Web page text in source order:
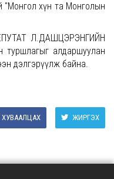
"Монгол хүн та Монголын
Л.ДАШЦЭРЭНГИЙН
алдаршуулан
дэлгэрүүлж байна.
ЖИРГЭХ
ХУВААЛЦАХ